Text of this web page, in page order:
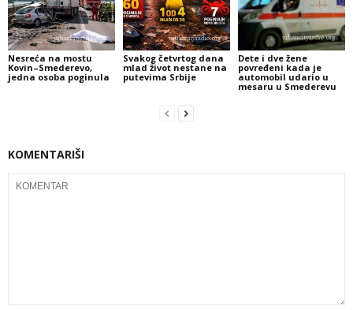
Nesreća na mostu
Kovin–Smederevo,
jedna osoba poginula
Svakog četvrtog dana
mlad život nestane na
putevima Srbije
Dete i dve žene
povređeni kada je
automobil udario u
mesaru u Smederevu
KOMENTARIŠI